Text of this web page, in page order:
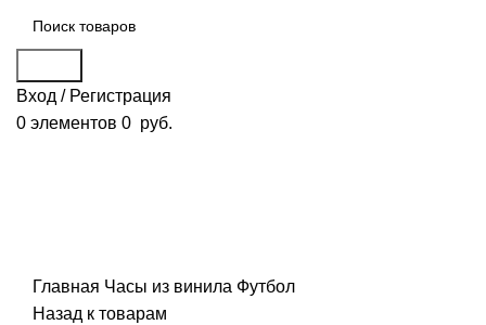
Вход / Регистрация
0 элементов 0 руб.
Главная Часы из винила Футбол
Назад к товарам